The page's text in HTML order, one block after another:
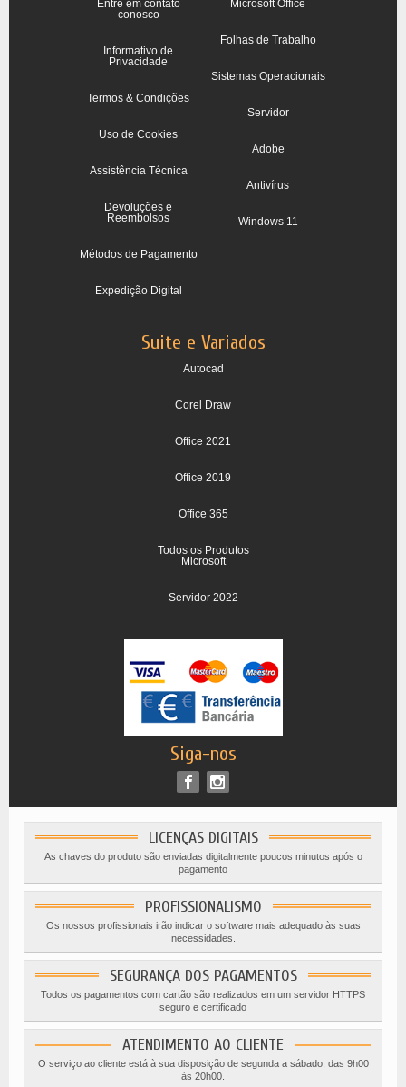
Entre em contato
conosco
Informativo de
Privacidade
Termos & Condições
Uso de Cookies
Assistência Técnica
Devoluções e
Reembolsos
Métodos de Pagamento
Expedição Digital
Microsoft Office
Folhas de Trabalho
Sistemas Operacionais
Servidor
Adobe
Antivírus
Windows 11
Suite e Variados
Autocad
Corel Draw
Office 2021
Office 2019
Office 365
Todos os Produtos
Microsoft
Servidor 2022
Siga-nos
LICENÇAS DIGITAIS
As chaves do produto são enviadas digitalmente poucos minutos após o
pagamento
PROFISSIONALISMO
Os nossos profissionais irão indicar o software mais adequado às suas
necessidades.
SEGURANÇA DOS PAGAMENTOS
Todos os pagamentos com cartão são realizados em um servidor HTTPS
seguro e certificado
ATENDIMENTO AO CLIENTE
O serviço ao cliente está à sua disposição de segunda a sábado, das 9h00
às 20h00.